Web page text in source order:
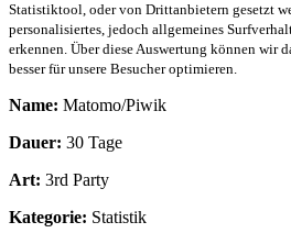
Statistiktool, oder von Drittanbietern gesetzt
personalisiertes, jedoch allgemeines
erkennen. Über diese Auswertung können wir
besser für unsere Besucher optimieren.
Name: Matomo/Piwik
Dauer: 30 Tage
Art: 3rd Party
Kategorie: Statistik